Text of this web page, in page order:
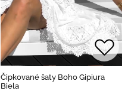
Čipkované šaty Boho Gipiura
Biela